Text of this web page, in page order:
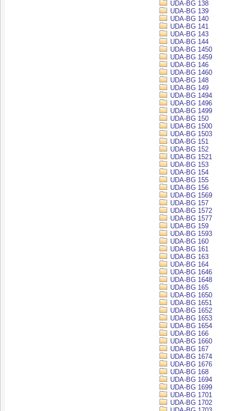
UDA-BG 138
UDA-BG 139
UDA-BG 140
UDA-BG 141
UDA-BG 143
UDA-BG 144
UDA-BG 1450
UDA-BG 1459
UDA-BG 146
UDA-BG 1460
UDA-BG 148
UDA-BG 149
UDA-BG 1494
UDA-BG 1496
UDA-BG 1499
UDA-BG 150
UDA-BG 1500
UDA-BG 1503
UDA-BG 151
UDA-BG 152
UDA-BG 1521
UDA-BG 153
UDA-BG 154
UDA-BG 155
UDA-BG 156
UDA-BG 1569
UDA-BG 157
UDA-BG 1572
UDA-BG 1577
UDA-BG 159
UDA-BG 1593
UDA-BG 160
UDA-BG 161
UDA-BG 163
UDA-BG 164
UDA-BG 1646
UDA-BG 1648
UDA-BG 165
UDA-BG 1650
UDA-BG 1651
UDA-BG 1652
UDA-BG 1653
UDA-BG 1654
UDA-BG 166
UDA-BG 1660
UDA-BG 167
UDA-BG 1674
UDA-BG 1676
UDA-BG 168
UDA-BG 1694
UDA-BG 1699
UDA-BG 1701
UDA-BG 1702